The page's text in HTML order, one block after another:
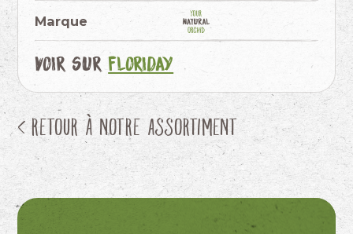
Marque
Voir sur Floriday
< Retour à notre assortiment